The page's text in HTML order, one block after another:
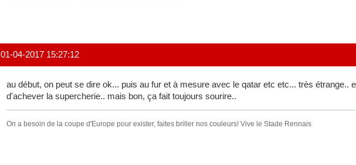
01-04-2017 15:27:12
au début, on peut se dire ok... puis au fur et à mesure avec le qatar etc etc... très étrange..
d'achever la supercherie.. mais bon, ça fait toujours sourire..
On a besoin de la coupe d'Europe pour exister, faites briller nos couleurs! Vive le Stade Rennais